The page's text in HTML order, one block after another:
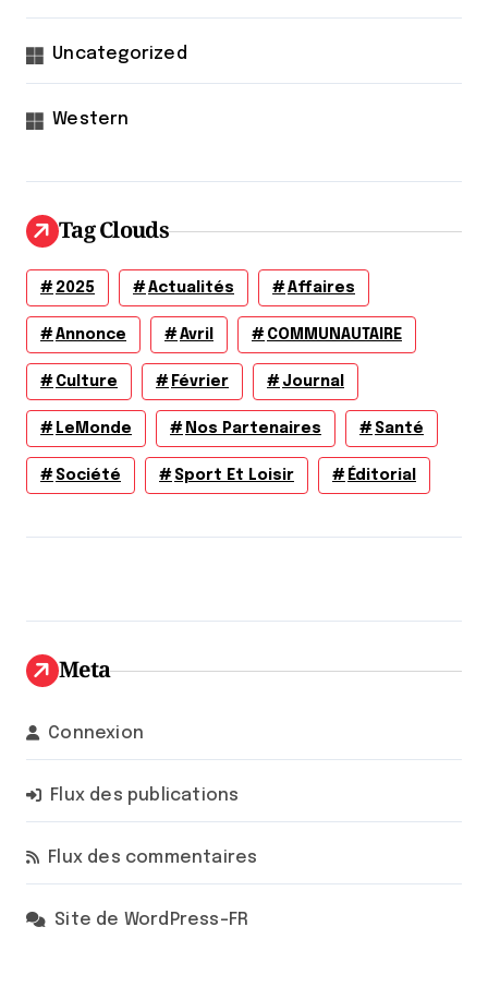
Uncategorized
Western
Tag Clouds
2025 Actualités Affaires
Annonce Avril COMMUNAUTAIRE
Culture Février Journal
LeMonde Nos Partenaires Santé
Société Sport Et Loisir Éditorial
Meta
Connexion
Flux des publications
Flux des commentaires
Site de WordPress-FR